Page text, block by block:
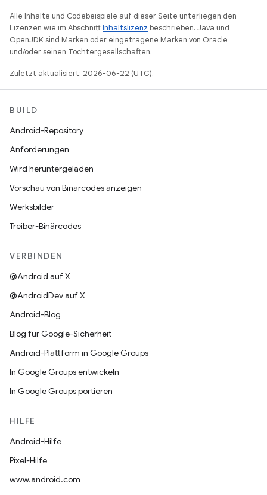
Alle Inhalte und Codebeispiele auf dieser Seite unterliegen den
Lizenzen wie im AbschnittInhaltslizenz beschrieben. Java und
OpenJDK sind Marken oder eingetragene Marken von Oracle
und/oder seinen Tochtergesellschaften.
Zuletzt aktualisiert: 2026-06-22 (UTC).
BUILD
Android-Repository
Anforderungen
Wird heruntergeladen
Vorschau von Binärcodes anzeigen
Werksbilder
Treiber-Binärcodes
VERBINDEN
@Android auf X
@AndroidDev auf X
Android-Blog
Blog für Google-Sicherheit
Android-Plattform in Google Groups
In Google Groups entwickeln
In Google Groups portieren
HILFE
Android-Hilfe
Pixel-Hilfe
www.android.com